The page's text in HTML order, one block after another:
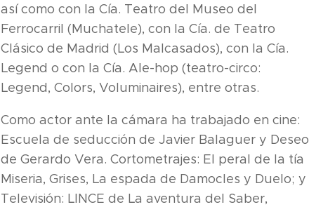
así como con la Cía. Teatro del Museo del
Ferrocarril (Muchatele), con la Cía. de Teatro
Clásico de Madrid (Los Malcasados), con la Cía.
Legend o con la Cía. Ale-hop (teatro-circo:
Legend, Colors, Voluminaires), entre otras.
Como actor ante la cámara ha trabajado en cine:
Escuela de seducción de Javier Balaguer y Deseo
de Gerardo Vera. Cortometrajes: El peral de la tía
Miseria, Grises, La espada de Damocles y Duelo; y
Televisión: LINCE de La aventura del Saber,